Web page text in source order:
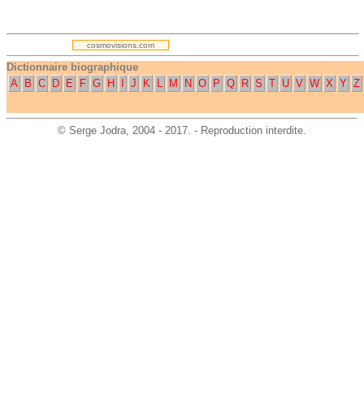
.
cosmovisions.com
Dictionnaire biographique
A
B C D E F G H J K L M N O P Q R S T U V W X Y Z
© Serge Jodra, 2004 - 2017. - Reproduction interdite.